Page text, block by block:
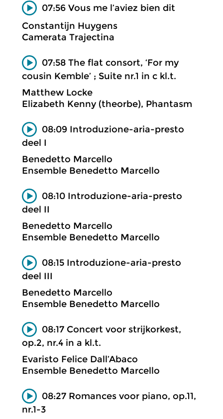
07:56 Vous me l’aviez bien dit
Constantijn Huygens
Camerata Trajectina
07:58 The flat consort, ‘For my
cousin Kemble’ ; Suite nr.1 in c kl.t.
Matthew Locke
Elizabeth Kenny (theorbe), Phantasm
08:09 Introduzione-aria-presto
deel I
Benedetto Marcello
Ensemble Benedetto Marcello
08:10 Introduzione-aria-presto
deel II
Benedetto Marcello
Ensemble Benedetto Marcello
08:15 Introduzione-aria-presto
deel III
Benedetto Marcello
Ensemble Benedetto Marcello
08:17 Concert voor strijkorkest,
op.2, nr.4 in a kl.t.
Evaristo Felice Dall’Abaco
Ensemble Benedetto Marcello
08:27 Romances voor piano, op.11,
nr.1-3